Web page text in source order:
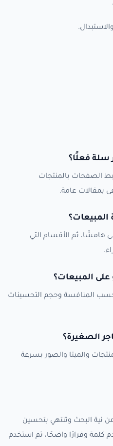
سلة فعلًا؟
الصفحات بالمنتجات
بمقالات عامة.
المبيعات؟
هامشًا، ثم الأقسام التي
المبيعات؟
حسب المنافسة وحجم التحسينات
والميتا والصور بسرعة
نية البحث وتنتهي بتحسين
كلمة وقرارًا واضحًا، ثم استخدم